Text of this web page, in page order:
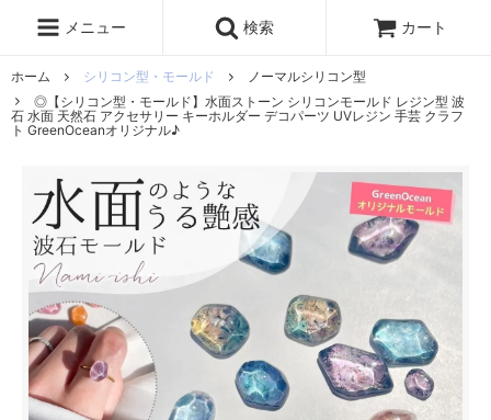
メニュー 検索 カート
ホーム シリコン型・モールド
ノーマルシリコン型
◎【シリコン型・モールド】水面ストーン シリコンモールド レジン型 波
石 水面 天然石 アクセサリー キーホルダー デコパーツ UVレジン 手芸 クラフ
ト GreenOceanオリジナル♪